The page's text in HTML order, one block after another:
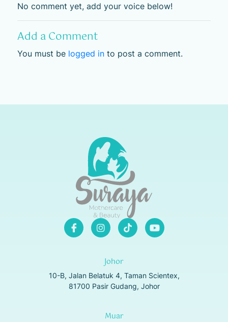
No comment yet, add your voice below!
Add a Comment
You must be logged into post a comment.
Johor
10-B, Jalan Belatuk 4, Taman Scientex,
81700 Pasir Gudang, Johor
Muar